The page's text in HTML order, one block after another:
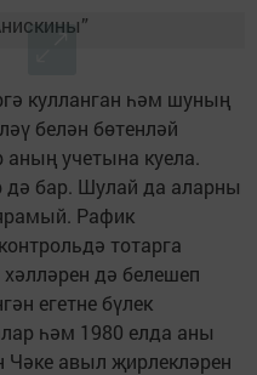
кулланган һәм шуның
белән бөтенләй
учетына куела.
дә бар. Шулай да аларны
Рафик
тотарга
дә белешеп
егетне бүлек
һәм 1980 елда аны
Чәке авыл җирлекләрен